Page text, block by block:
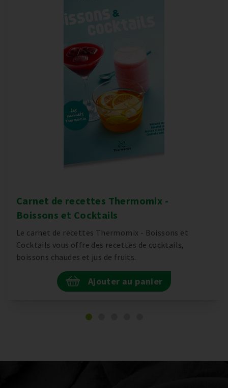
Carnet de recettes Thermomix -
Boissons et Cocktails
Le carnet de recettes Thermomix - Boissons et
Cocktails vous offre des recettes de cocktails,
boissons chaudes et jus de fruits.
Ajouter au panier